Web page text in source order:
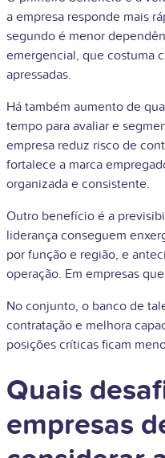
a empresa responde mais
segundo é menor
emergencial, que costuma
apressadas.
Há também aumento de
tempo para avaliar e
empresa reduz risco de
fortalece a marca
organizada e consistente.
Outro benefício é a
liderança conseguem
por função e região, e
operação. Em empresas
No conjunto, o banco de
contratação e melhora
posições críticas ficam
Quais
empresas